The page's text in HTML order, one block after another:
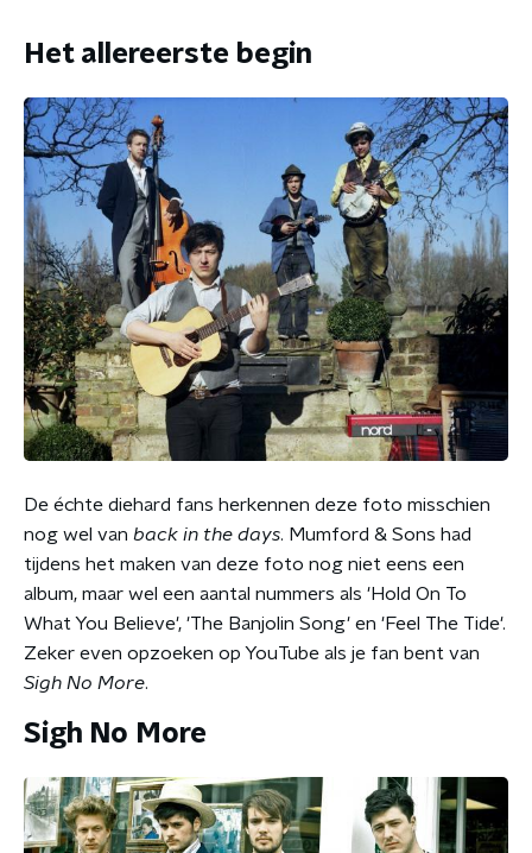
Het allereerste begin
De échte diehard fans herkennen deze foto misschien
nog wel van back in the days. Mumford & Sons had
tijdens het maken van deze foto nog niet eens een
album, maar wel een aantal nummers als 'Hold On To
What You Believe', 'The Banjolin Song' en 'Feel The Tide'.
Zeker even opzoeken op YouTube als je fan bent van
Sigh No More.
Sigh No More